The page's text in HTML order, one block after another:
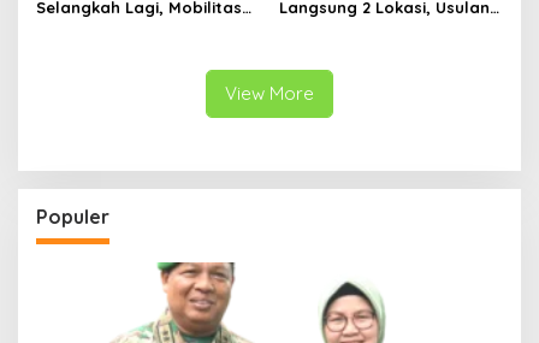
Selangkah Lagi, Mobilitas
Langsung 2 Lokasi, Usulan
View More
Populer